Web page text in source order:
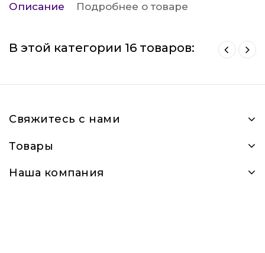
Описание Подробнее о товаре
В этой категории 16 товаров:
Свяжитесь с нами
Товары
Наша компания